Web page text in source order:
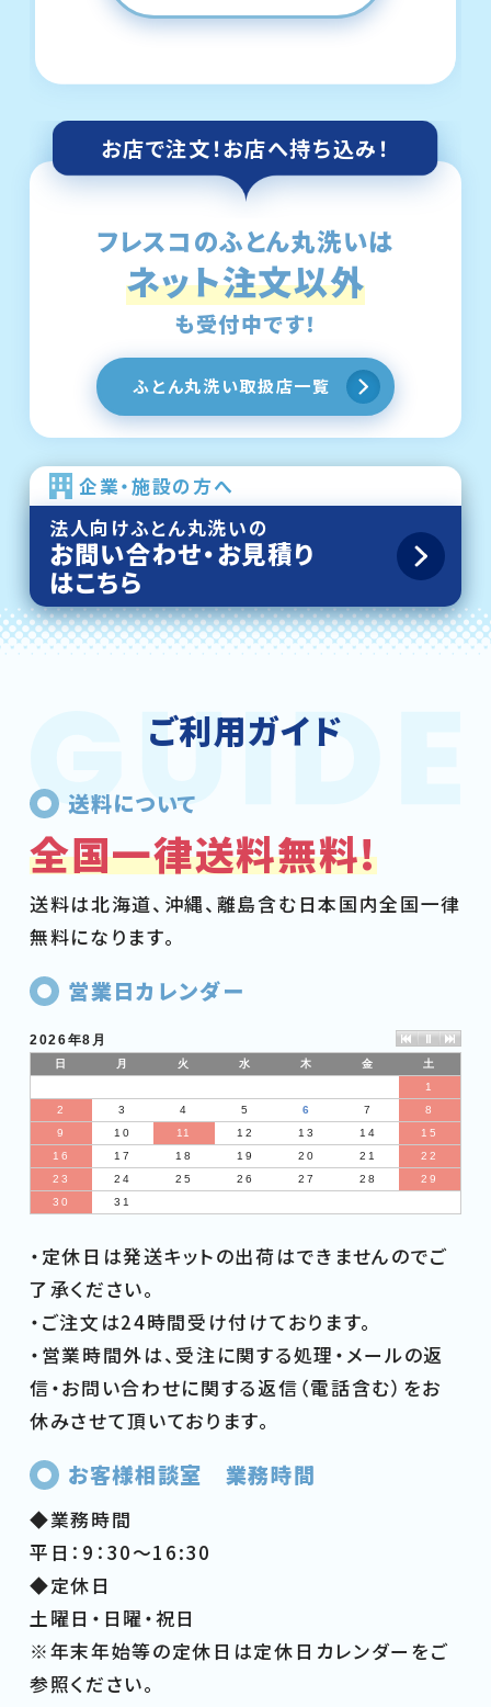
お店で注文！お店へ持ち込み！
フレスコのふとん丸洗いは
ネット注文以外
も受付中です！
ふとん丸洗い取扱店一覧
企業・施設の方へ
法人向けふとん丸洗いの
お問い合わせ・お見積り
はこちら
ご利用ガイド
送料について
全国一律送料無料!
送料は北海道、沖縄、離島含む日本国内全国一律
無料になります。
営業日カレンダー
2026年8月
日 月 火 水 木 金
土
1
2
3 4 5 6 7
8
9
10 11 12 13 14
15
16
17 18 19 20 21
22
23
24 25 26 27 28
29
30
31
・定休日は発送キットの出荷はできませんのでご
了承ください。
・ご注文は24時間受け付けております。
・営業時間外は、受注に関する処理・メールの返
信・お問い合わせに関する返信（電話含む）をお
休みさせて頂いております。
お客様相談室 業務時間
◆業務時間
平日：9：30～16:30
◆定休日
土曜日・日曜・祝日
※年末年始等の定休日は定休日カレンダーをご
参照ください。